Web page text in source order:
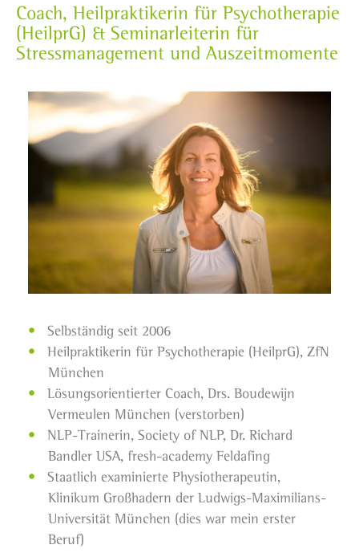
Coach, Heilpraktikerin für Psychotherapie
(HeilprG) & Seminarleiterin für
Stressmanagement und Auszeitmomente
Selbständig seit 2006
Heilpraktikerin für Psychotherapie (HeilprG), ZfN
München
Lösungsorientierter Coach, Drs. Boudewijn
Vermeulen München (verstorben)
NLP-Trainerin, Society of NLP, Dr. Richard
Bandler USA, fresh-academy Feldafing
Staatlich examinierte Physiotherapeutin,
Klinikum Großhadern der Ludwigs-Maximilians-
Universität München (dies war mein erster
Beruf)